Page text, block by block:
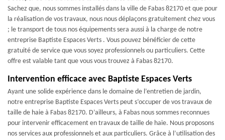
Sachez que, nous sommes installés dans la ville de Fabas 82170 et que pour
la réalisation de vos travaux, nous nous déplaçons gratuitement chez vous
; le transport de tous nos équipements sera aussi à la charge de notre
entreprise Baptiste Espaces Verts . Vous pouvez bénéficier de cette
gratuité de service que vous soyez professionnels ou particuliers. Cette
offre est valable tant que vous vous trouvez à Fabas 82170.
Intervention efficace avec Baptiste Espaces Verts
Ayant une solide expérience dans le domaine de l’entretien de jardin,
notre entreprise Baptiste Espaces Verts peut s’occuper de vos travaux de
taille de haie à Fabas 82170. D’ailleurs, à Fabas nous sommes reconnues
pour intervenir efficacement en travaux de taille de haie. Nous proposons
nos services aux professionnels et aux particuliers. Grâce à l’utilisation des